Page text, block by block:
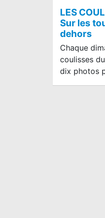
LES
Sur les
dehors
Chaque
coulisses
dix photos